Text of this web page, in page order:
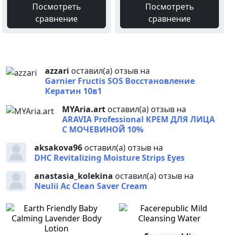
Посмотреть
сравнение
Посмотреть
сравнение
azzari оставил(а) отзыв на
Garnier Fructis SOS Восстановление
Кератин 10в1
MYAria.art оставил(а) отзыв на
ARAVIA Professional КРЕМ ДЛЯ ЛИЦА
С МОЧЕВИНОЙ 10%
aksakova96 оставил(а) отзыв на
DHC Revitalizing Moisture Strips Eyes
anastasia_kolekina оставил(а) отзыв на
Neulii Ac Clean Saver Cream